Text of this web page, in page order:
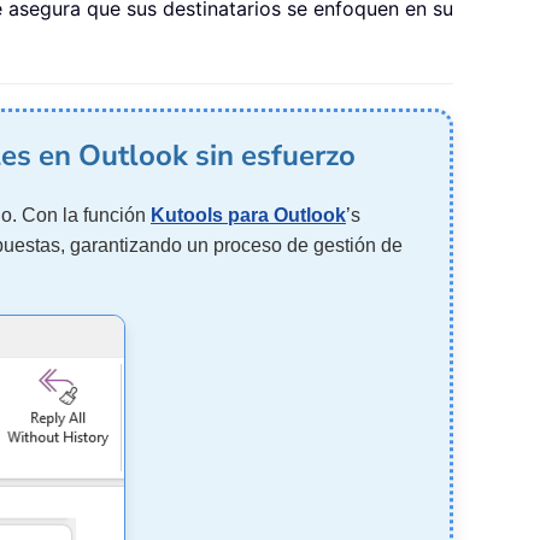
que sus destinatarios se enfoquen en su
en Outlook sin esfuerzo
Con la función Kutools para Outlook’s
garantizando un proceso de gestión de